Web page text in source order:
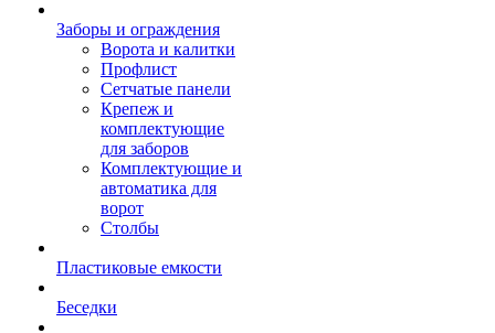
Заборы и ограждения
Ворота и калитки
Профлист
Сетчатые панели
Крепеж и
комплектующие
для заборов
Комплектующие и
автоматика для
ворот
Столбы
Пластиковые емкости
Беседки